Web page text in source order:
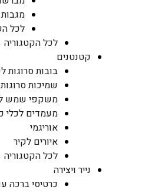
לכל
לכל
קטנטנים
בובות סרוגות
שמיכות
משקפי שמש
מעמדים לכלי
אוריגמי
איורים לקיר
לכל
נייר ויצירה
כרטיסי ברכה